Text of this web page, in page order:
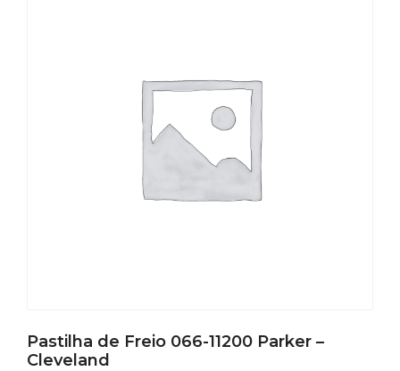
Pastilha de Freio 066-11200 Parker –
Cleveland